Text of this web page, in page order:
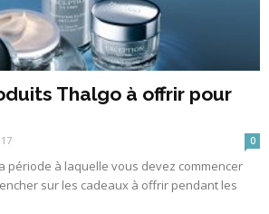
Thalgo à offrir pour
0
période à laquelle vous devez commencer
sur les cadeaux à offrir pendant les